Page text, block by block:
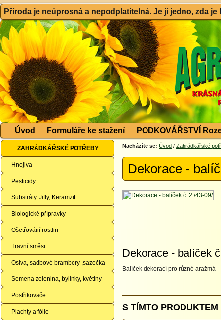
Příroda je neúprosná a nepodplatitelná. Je jí jedno, zda
Úvod Formuláře ke stažení PODKOVÁŘSTVÍ
ZAHRÁDKÁŘSKÉ POTŘEBY
Hnojiva
Pesticidy
Substráty, Jiffy, Keramzit
Biologické přípravky
Ošetřování rostlin
Travní směsi
Osiva, sadbové brambory ,sazečka
Semena zelenina, bylinky, květiny
Postřikovače
Plachty a fólie
Nacházíte se: Úvod / Zahrádkářské
Dekorace -
Dekorace - balíček
Balíček dekorací pro různé aražmá
S TÍMTO